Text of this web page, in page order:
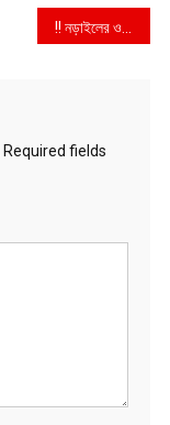
!! নড়াইলের ওসি ডিবি সাজেদুল ইসলামের সাফল্য !! যশোরের ২ মাদক ব্যাবসায়ী ১০ বোতল দেশি মদ সহ নড়াইলে আটক
Required fields